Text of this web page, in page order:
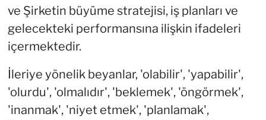
ve Şirketin büyüme stratejisi, iş planları ve
gelecekteki performansına ilişkin ifadeleri
içermektedir.
İleriye yönelik beyanlar, 'olabilir', 'yapabilir',
'olurdu', 'olmalıdır', 'beklemek', 'öngörmek',
'inanmak', 'niyet etmek', 'planlamak',